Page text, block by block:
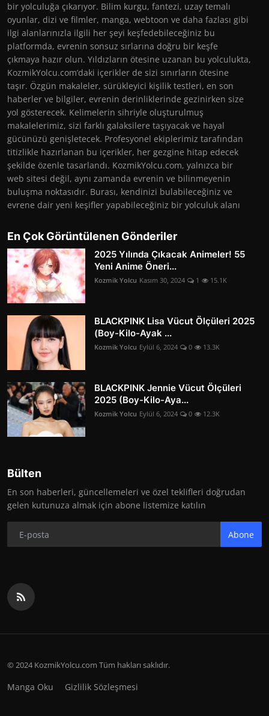
bir yolculuğa çıkarıyor. Bilim kurgu, fantezi, uzay temalı
oyunlar, dizi ve filmler, manga, webtoon ve daha fazlası gibi
ilgi alanlarınızla ilgili her şeyi keşfedebileceğiniz bu
platformda, evrenin sonsuz sırlarına doğru bir keşfe
çıkmaya hazır olun. Yıldızların ötesine uzanan bu yolculukta,
KozmikYolcu.com’daki içerikler de sizi sınırların ötesine
taşır. Özgün makaleler, sürükleyici kişilik testleri, en son
haberler ve bilgiler, evrenin derinliklerinde gezinirken size
yol gösterecek. Kelimelerin sihriyle oluşturulmuş
makalelerimiz, sizi farklı galaksilere taşıyacak ve hayal
gücünüzü genişletecek. Profesyonel ekiplerimiz tarafından
titizlikle hazırlanan bu içerikler, her gezgine hitap edecek
şekilde özenle tasarlandı. KozmikYolcu.com, yalnızca bir
web sitesi değil, aynı zamanda evrenin ve bilinmeyenin
buluşma noktasıdır. Burası, kendinizi bulabileceğiniz ve
evrene dair yeni keşifler yapabileceğiniz bir yolculuk alanı
En Çok Görüntülenen Gönderiler
2025 Yılında Çıkacak Animeler! 55
Yeni Anime Öneri...
Kozmik Yolcu Kasım 30, 2024 1 15.1K
BLACKPINK Lisa Vücut Ölçüleri 2025
(Boy-Kilo-Ayak ...
Kozmik Yolcu Eylül 6, 2024 0 13.3K
BLACKPINK Jennie Vücut Ölçüleri
2025 (Boy-Kilo-Aya...
Kozmik Yolcu Eylül 6, 2024 0 12.3K
Bülten
En son haberleri, güncellemeleri ve özel teklifleri doğrudan
gelen kutunuza almak için abone listemize katılın
Abone
© 2024 KozmikYolcu.com Tüm hakları saklıdır.
Manga Oku Gizlilik Sözleşmesi